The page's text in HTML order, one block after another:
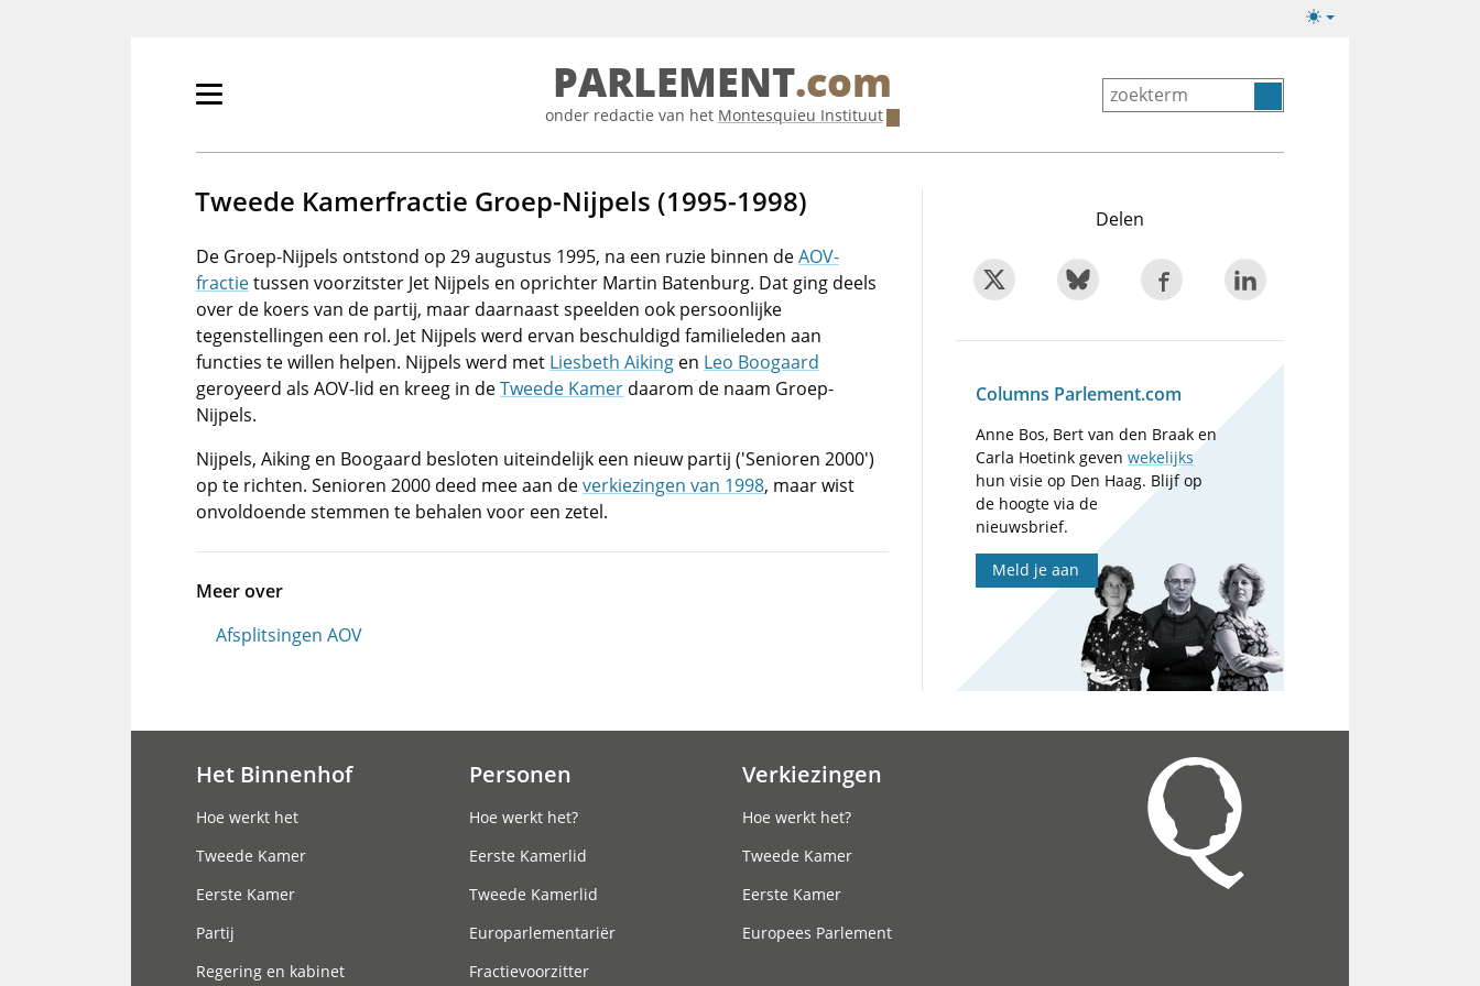
Lichte/donkere
Primair
tonen/verbergen
PARLEMENT.com
onder redactie van het Montesquieu Instituut
Tweede Kamerfractie Groep-Nijpels (1995-1998)
De Groep-Nijpels ontstond op 29 augustus 1995, na een ruzie binnen deAOV-
fractietussen voorzitster Jet Nijpels en oprichter Martin Batenburg. Dat ging deels
over de koers van de partij, maar daarnaast speelden ook persoonlijke
tegenstellingen een rol. Jet Nijpels werd ervan beschuldigd familieleden aan
functies te willen helpen. Nijpels werd met Liesbeth Aiking en Leo Boogaard
geroyeerd als AOV-lid en kreeg in deTweede Kamer daarom de naam Groep-
Nijpels.
Nijpels, Aiking en Boogaard besloten uiteindelijk een nieuw partij ('Senioren 2000')
op te richten. Senioren 2000 deed mee aan deverkiezingen van 1998, maar wist
onvoldoende stemmen te behalen voor een zetel.
Meer over
Afsplitsingen AOV
Delen
Columns Parlement.com
Anne Bos, Bert van den Braak en
Carla Hoetink gevenwekelijks
hun visie op Den Haag. Blijf op
de hoogte via de
nieuwsbrief.
Meld je aan
Het Binnenhof
Hoe werkt het
Tweede Kamer
Eerste Kamer
Partij
Regering en kabinet
Personen
Hoe werkt het?
Eerste Kamerlid
Tweede Kamerlid
Europarlementariër
Fractievoorzitter
Verkiezingen
Hoe werkt het?
Tweede Kamer
Eerste Kamer
Europees Parlement